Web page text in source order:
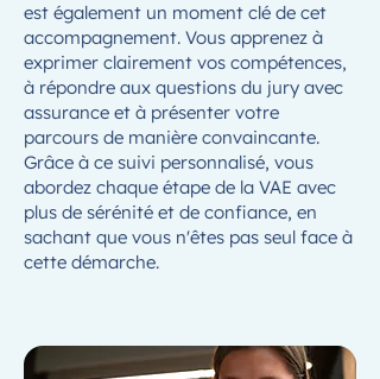
est également un moment clé de cet
accompagnement. Vous apprenez à
exprimer clairement vos compétences,
à répondre aux questions du jury avec
assurance et à présenter votre
parcours de manière convaincante.
Grâce à ce suivi personnalisé, vous
abordez chaque étape de la VAE avec
plus de sérénité et de confiance, en
sachant que vous n'êtes pas seul face à
cette démarche.